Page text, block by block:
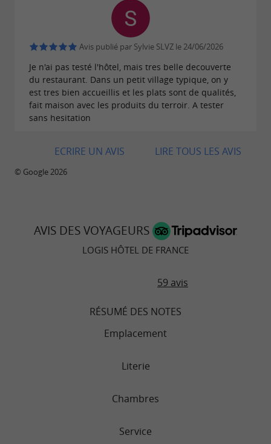
Avis publié par Sylvie SLVZ le 24/06/2026
Je n'ai pas testé l'hôtel, mais tres belle decouverte
du restaurant. Dans un petit village typique, on y
est tres bien accueillis et les plats sont de qualités,
fait maison avec les produits du terroir. A tester
sans hesitation
LIRE TOUS LES AVIS
ECRIRE UN AVIS
© Google 2026
AVIS DES VOYAGEURS
LOGIS HÔTEL DE FRANCE
59 avis
RÉSUMÉ DES NOTES
Emplacement
Literie
Chambres
Service